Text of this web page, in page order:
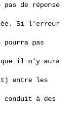
de réponse
Si l'erreur
pourra pas
que il n'y aura
entre les
conduit à des